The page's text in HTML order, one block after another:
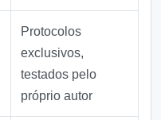
Protocolos
exclusivos,
testados pelo
próprio autor